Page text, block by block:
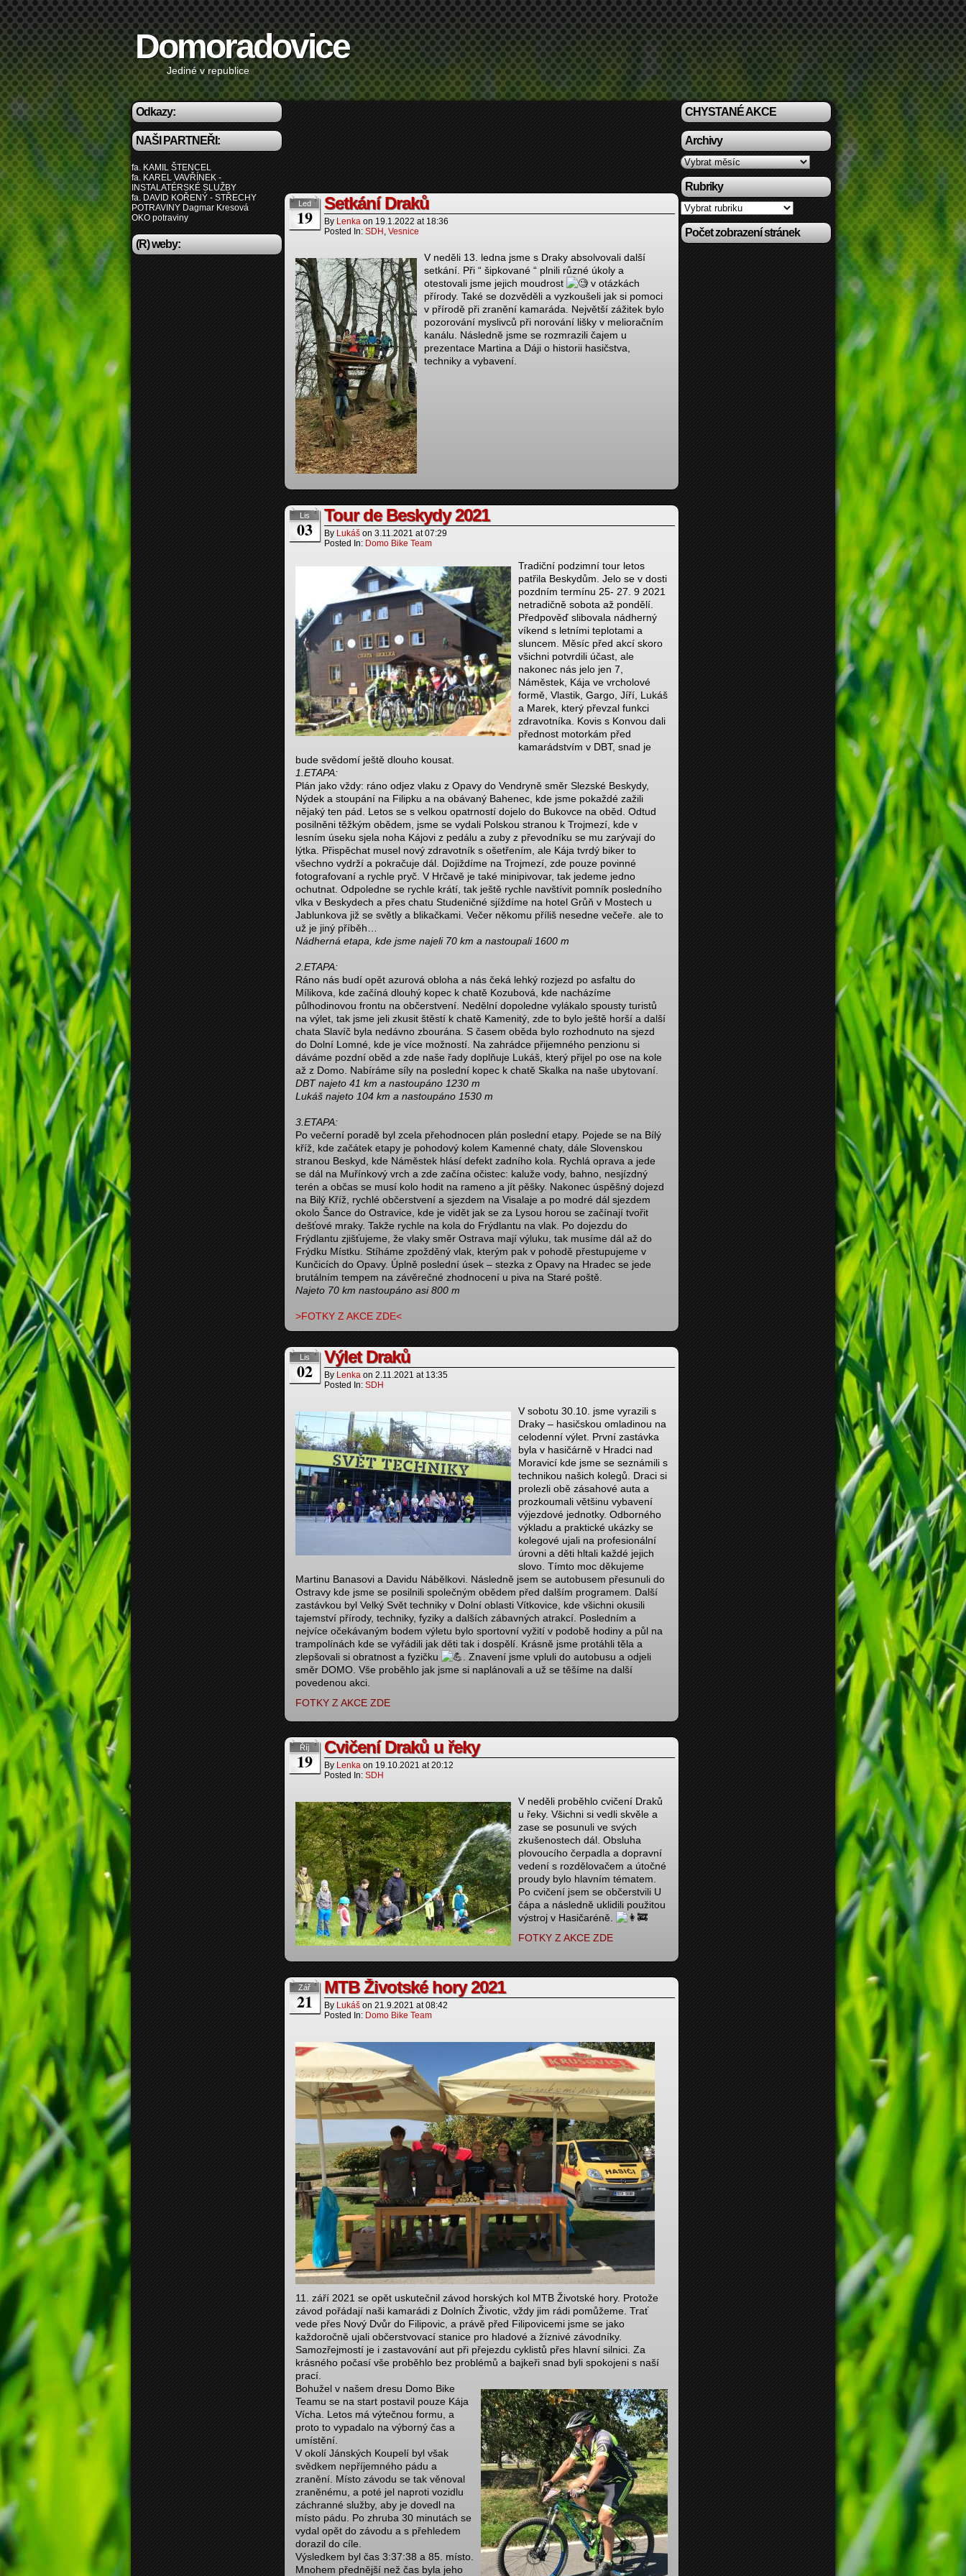
Domoradovice
Jediné v republice
Odkazy:
NAŠI PARTNEŘI:
fa. KAMIL ŠTENCEL
fa. KAREL VAVŘÍNEK -
INSTALATÉRSKÉ SLUŽBY
fa. DAVID KOŘENÝ - STŘECHY
POTRAVINY Dagmar Kresová
OKO potraviny
(R) weby:
Led
19
Setkání Draků
By Lenka on 19.1.2022 at 18:36
Posted In: SDH , Vesnice
V neděli 13. ledna jsme s Draky absolvovali další
setkání. Při “ šipkované “ plnili různé úkoly a
otestovali jsme jejich moudrost
v otázkách
přírody. Také se dozvěděli a vyzkoušeli jak si pomoci
v přírodě při zranění kamaráda. Největší zážitek bylo
pozorování myslivců při norování lišky v melioračním
kanálu. Následně jsme se rozmrazili čajem u
prezentace Martina a Dáji o historii hasičstva,
techniky a vybavení.
Lis
03
Tour de Beskydy 2021
By Lukáš on 3.11.2021 at07:29
Posted In: Domo Bike Team
Tradiční podzimní tour letos
patřila Beskydům. Jelo se v dosti
pozdním termínu 25- 27. 9 2021
netradičně sobota až pondělí.
Předpověď slibovala nádherný
víkend s letními teplotami a
sluncem. Měsíc před akcí skoro
všichni potvrdili účast, ale
nakonec nás jelo jen 7,
Náměstek, Kája ve vrcholové
formě, Vlastik, Gargo, Jíří, Lukáš
a Marek, který převzal funkci
zdravotníka. Kovis s Konvou dali
přednost motorkám před
kamarádstvím v DBT, snad je
bude svědomí ještě dlouho kousat.
1.ETAPA:
Plán jako vždy: ráno odjez vlaku z Opavy do Vendryně směr Slezské Beskydy,
Nýdek a stoupání na Filipku a na obávaný Bahenec, kde jsme pokaždé zažili
nějaký ten pád. Letos se s velkou opatrností dojelo do Bukovce na oběd. Odtud
posilněni těžkým obědem, jsme se vydali Polskou stranou k Trojmezí, kde v
lesním úseku sjela noha Kájovi z pedálu a zuby z převodníku se mu zarývají do
lýtka. Přispěchat musel nový zdravotník s ošetřením, ale Kája tvrdý biker to
všechno vydrží a pokračuje dál. Dojiždíme na Trojmezí, zde pouze povinné
fotografovaní a rychle pryč. V Hrčavě je také minipivovar, tak jedeme jedno
ochutnat. Odpoledne se rychle krátí, tak ještě rychle navštívit pomník posledního
vlka v Beskydech a přes chatu Studeničné sjíždíme na hotel Grůň v Mostech u
Jablunkova již se světly a blikačkami. Večer někomu příliš nesedne večeře. ale to
už je jiný příběh…
Nádherná etapa, kde jsme najeli 70 km a nastoupali 1600 m
2.ETAPA:
Ráno nás budí opět azurová obloha a nás čeká lehký rozjezd po asfaltu do
Mílikova, kde začíná dlouhý kopec k chatě Kozubová, kde nacházíme
půlhodinovou frontu na občerstvení. Nedělní dopoledne vylákalo spousty turistů
na výlet, tak jsme jeli zkusit štěstí k chatě Kamenitý, zde to bylo ještě horší a další
chata Slavíč byla nedávno zbourána. S časem oběda bylo rozhodnuto na sjezd
do Dolní Lomné, kde je více možností. Na zahrádce přijemného penzionu si
dáváme pozdní oběd a zde naše řady doplňuje Lukáš, který přijel po ose na kole
až z Domo. Nabíráme síly na poslední kopec k chatě Skalka na naše ubytovaní.
DBT najeto 41 km a nastoupáno 1230 m
Lukáš najeto 104 km a nastoupáno 1530 m
3.ETAPA:
Po večerní poradě byl zcela přehodnocen plán poslední etapy. Pojede se na Bílý
kříž, kde začátek etapy je pohodový kolem Kamenné chaty, dále Slovenskou
stranou Beskyd, kde Náměstek hlásí defekt zadního kola. Rychlá oprava a jede
se dál na Muřínkový vrch a zde začína očistec: kaluže vody, bahno, nesjízdný
terén a občas se musí kolo hodit na rameno a jít pěšky. Nakonec úspěšný dojezd
na Bilý Kříž, rychlé občerstvení a sjezdem na Visalaje a po modré dál sjezdem
okolo Šance do Ostravice, kde je vidět jak se za Lysou horou se začínají tvořit
dešťové mraky. Takže rychle na kola do Frýdlantu na vlak. Po dojezdu do
Frýdlantu zjišťujeme, že vlaky směr Ostrava mají výluku, tak musíme dál až do
Frýdku Místku. Stíháme zpožděný vlak, kterým pak v pohodě přestupujeme v
Kunčicích do Opavy. Úplně poslední úsek – stezka z Opavy na Hradec se jede
brutálním tempem na závěrečné zhodnocení u piva na Staré poště.
Najeto 70 km nastoupáno asi 800 m
>FOTKY Z AKCE ZDE<
Lis
02
Výlet Draků
By Lenka on 2.11.2021 at 13:35
Posted In: SDH
V sobotu 30.10. jsme vyrazili s
Draky – hasičskou omladinou na
celodenní výlet. První zastávka
byla v hasičárně v Hradci nad
Moravicí kde jsme se seznámili s
technikou našich kolegů. Draci si
prolezli obě zásahové auta a
prozkoumali většinu vybavení
výjezdové jednotky. Odborného
výkladu a praktické ukázky se
kolegové ujali na profesionální
úrovni a děti hltali každé jejich
slovo. Tímto moc děkujeme
Martinu Banasovi a Davidu Nábělkovi. Následně jsem se autobusem přesunuli do
Ostravy kde jsme se posilnili společným obědem před dalším programem. Další
zastávkou byl Velký Svět techniky v Dolní oblasti Vítkovice, kde všichni okusili
tajemství přírody, techniky, fyziky a dalších zábavných atrakcí. Posledním a
nejvíce očekávaným bodem výletu bylo sportovní vyžití v podobě hodiny a půl na
trampolínách kde se vyřádili jak děti tak i dospělí. Krásně jsme protáhli těla a
zlepšovali si obratnost a fyzičku
. Znavení jsme vpluli do autobusu a odjeli
směr DOMO. Vše proběhlo jak jsme si naplánovali a už se těšíme na další
povedenou akci.
FOTKY Z AKCE ZDE
Říj
19
Cvičení Draků u řeky
By Lenka on 19.10.2021 at20:12
Posted In: SDH
V neděli proběhlo cvičení Draků
u řeky. Všichni si vedli skvěle a
zase se posunuli ve svých
zkušenostech dál. Obsluha
plovoucího čerpadla a dopravní
vedení s rozdělovačem a útočné
proudy bylo hlavním tématem.
Po cvičení jsem se občerstvili U
čápa a následně uklidili použitou
výstroj v Hasičaréně.
FOTKY Z AKCE ZDE
Zář
21
MTB Životské hory 2021
By Lukáš on 21.9.2021 at08:42
Posted In: Domo Bike Team
11. září 2021 se opět uskutečnil závod horských kol MTB Životské hory. Protože
závod pořádají naši kamarádi z Dolních Životic, vždy jim rádi pomůžeme. Trať
vede přes Nový Dvůr do Filipovic, a právě před Filipovicemi jsme se jako
každoročně ujali občerstvovací stanice pro hladové a žíznivé závodníky.
Samozřejmostí je i zastavování aut při přejezdu cyklistů přes hlavní silnici. Za
krásného počasí vše proběhlo bez problémů a bajkeři snad byli spokojeni s naší
prací.
Bohužel v našem dresu Domo Bike
Teamu se na start postavil pouze Kája
Vícha. Letos má výtečnou formu, a
proto to vypadalo na výborný čas a
umístění.
V okolí Jánských Koupelí byl však
svědkem nepříjemného pádu a
zranění. Místo závodu se tak věnoval
zraněnému, a poté jel naproti vozidlu
záchranné služby, aby je dovedl na
místo pádu. Po zhruba 30 minutách se
vydal opět do závodu a s přehledem
dorazil do cíle.
Výsledkem byl čas 3:37:38 a 85. místo.
Mnohem přednější než čas byla jeho
CHYSTANÉ AKCE
Archivy
Archivy
Rubriky
Rubriky
Počet zobrazení stránek